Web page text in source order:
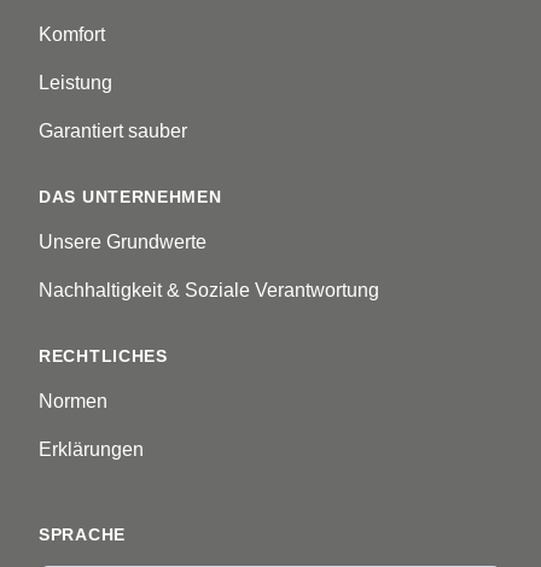
Komfort
Leistung
Garantiert sauber
DAS UNTERNEHMEN
Unsere Grundwerte
Nachhaltigkeit & Soziale Verantwortung
RECHTLICHES
Normen
Erklärungen
SPRACHE